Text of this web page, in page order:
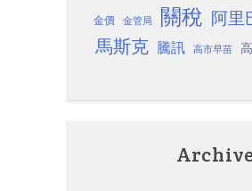
金價 金管局 關稅 阿里
馬斯克 騰訊 高市早苗